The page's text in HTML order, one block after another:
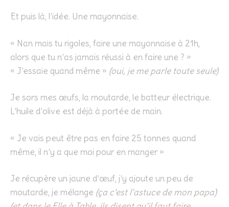
Et puis là, l’idée. Une mayonnaise.
« Nan mais tu rigoles, faire une mayonnaise à 21h,
alors que tu n’as jamais réussi à en faire une ? »
« J’essaie quand même » (oui, je me parle toute seule)
Je sors mes œufs, la moutarde, le batteur électrique.
L’huile d’olive est déjà à portée de main.
« Je vais peut être pas en faire 25 tonnes quand
même, il n’y a que moi pour en manger »
Je récupère un jaune d’œuf, j’y ajoute un peu de
moutarde, je mélange (ça c’est l’astuce de mon papa)